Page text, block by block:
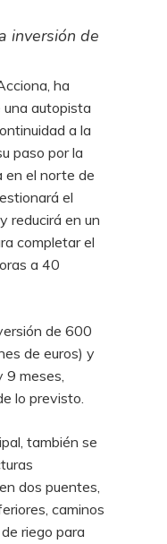
inversión de
ha
una autopista
a la
paso por la
en el norte de
el
reducirá en un
completar el
a 40
de 600
de euros) y
9 meses,
lo previsto.
también se
dos puentes,
caminos
riego para